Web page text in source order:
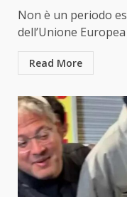
Non è un periodo
dell’Unione
Read More